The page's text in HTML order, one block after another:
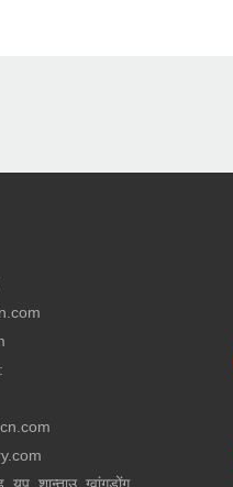
शान्ताउ, ग्वांगडोंग,